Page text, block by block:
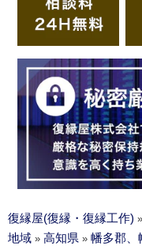
復縁屋(復縁・復縁工作) »
地域 » 高知県 » 幡多郡、